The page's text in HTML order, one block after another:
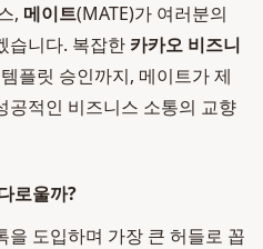
, 메이트(MATE)가 여러분의
습니다. 복잡한 카카오 비즈니
플릿 승인까지, 메이트가 제
공적인 비즈니스 소통의 교향
로울까?
을 도입하며 가장 큰 허들로 꼽